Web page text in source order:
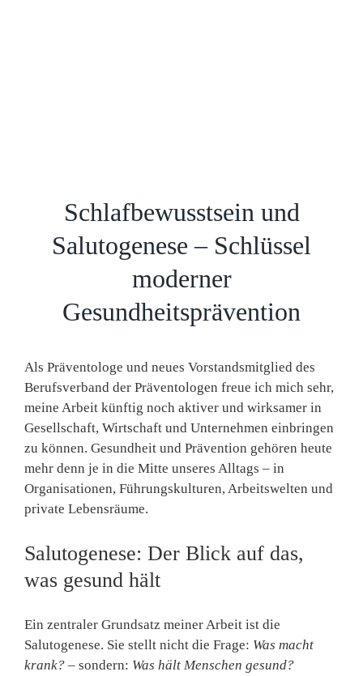
Schlafbewusstsein und
Salutogenese – Schlüssel
moderner
Gesundheitsprävention
Als Präventologe und neues Vorstandsmitglied des
Berufsverband der Präventologen freue ich mich sehr,
meine Arbeit künftig noch aktiver und wirksamer in
Gesellschaft, Wirtschaft und Unternehmen einbringen
zu können. Gesundheit und Prävention gehören heute
mehr denn je in die Mitte unseres Alltags – in
Organisationen, Führungskulturen, Arbeitswelten und
private Lebensräume.
Salutogenese: Der Blick auf das,
was gesund hält
Ein zentraler Grundsatz meiner Arbeit ist die
Salutogenese. Sie stellt nicht die Frage: Was macht
krank? – sondern: Was hält Menschen gesund?